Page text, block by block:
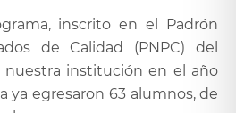
inscrito en el Padrón
de Calidad (PNPC) del
nuestra institución en el año
ya egresaron 63 alumnos, de